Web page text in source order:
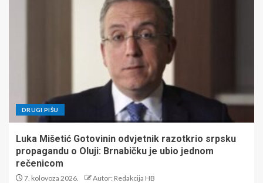
DRUGI PIŠU
Luka Mišetić Gotovinin odvjetnik razotkrio srpsku
propagandu o Oluji: Brnabičku je ubio jednom
rečenicom
7. kolovoza 2026. Autor: Redakcija HB